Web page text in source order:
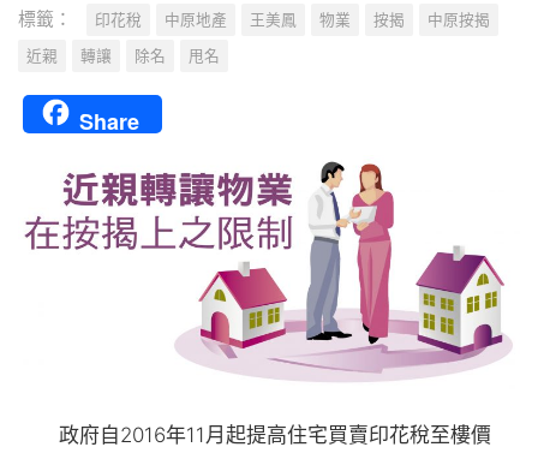
標籤： 印花稅 中原地產 王美鳳 物業 按揭
中原按揭
近親
轉讓 除名 甩名
Share
政府自2016年11月起提高住宅買賣印花稅至樓價